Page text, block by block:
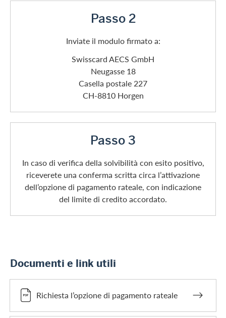
Passo 2
Inviate il modulo firmato a:
Swisscard AECS GmbH
Neugasse 18
Casella postale 227
CH-8810 Horgen
Passo 3
In caso di verifica della solvibilità con esito positivo,
riceverete una conferma scritta circa l’attivazione
dell’opzione di pagamento rateale, con indicazione
del limite di credito accordato.
Documenti e link utili
Richiesta l’opzione di pagamento rateale